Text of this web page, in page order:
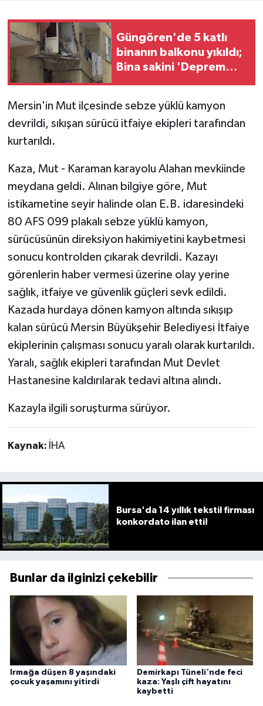
Güngören'de 5 katlı
binanın balkonu yıkıldı;
Bina sakini 'Deprem
Mersin'in Mut ilçesinde sebze yüklü kamyon
devrildi, sıkışan sürücü itfaiye ekipleri tarafından
kurtarıldı.
Kaza, Mut - Karaman karayolu Alahan mevkiinde
meydana geldi. Alınan bilgiye göre, Mut
istikametine seyir halinde olan E.B. idaresindeki
80 AFS 099 plakalı sebze yüklü kamyon,
sürücüsünün direksiyon hakimiyetini kaybetmesi
sonucu kontrolden çıkarak devrildi. Kazayı
görenlerin haber vermesi üzerine olay yerine
sağlık, itfaiye ve güvenlik güçleri sevk edildi.
Kazada hurdaya dönen kamyon altında sıkışıp
kalan sürücü Mersin Büyükşehir Belediyesi İtfaiye
ekiplerinin çalışması sonucu yaralı olarak kurtarıldı.
Yaralı, sağlık ekipleri tarafından Mut Devlet
Hastanesine kaldırılarak tedavi altına alındı.
Kazayla ilgili soruşturma sürüyor.
Kaynak: İHA
Bursa'da 14 yıllık tekstil firması
konkordato ilan etti!
Bunlar da ilginizi çekebilir
Irmağa düşen 8 yaşındaki
çocuk yaşamını yitirdi
Demirkapı Tüneli'nde feci
kaza: Yaşlı çift hayatını
kaybetti